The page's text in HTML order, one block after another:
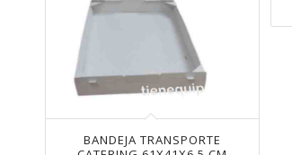
BANDEJA TRANSPORTE